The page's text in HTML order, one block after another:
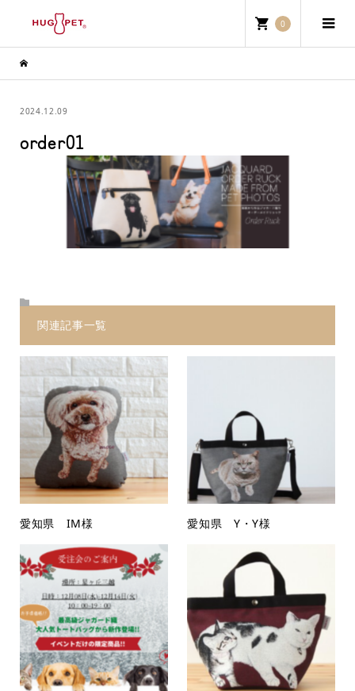
0
2024.12.09
order01
関連記事一覧
愛知県 IM様 愛知県 Y・Y様